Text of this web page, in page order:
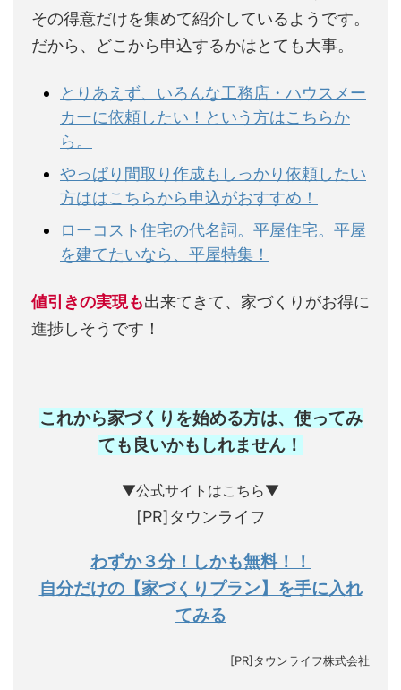
その得意だけを集めて紹介しているようです。
だから、どこから申込するかはとても大事。
とりあえず、いろんな工務店・ハウスメー
カーに依頼したい！という方はこちらか
ら。
やっぱり間取り作成もしっかり依頼したい
方ははこちらから申込がおすすめ！
ローコスト住宅の代名詞。平屋住宅。平屋
を建てたいなら、平屋特集！
値引きの実現も出来てきて、家づくりがお得に
進捗しそうです！
これから家づくりを始める方は、使ってみ
ても良いかもしれません ！
▼公式サイトはこちら▼
[PR]タウンライフ
わずか３分！しかも無料！！
自分だけの【家づくりプラン】を手に入れ
てみる
[PR]タウンライフ株式会社